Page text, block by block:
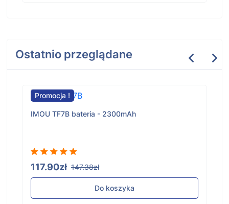
Ostatnio przeglądane
Promocja !
IMOU TF7B bateria - 2300mAh
117.90zł 147.38zł
Do koszyka